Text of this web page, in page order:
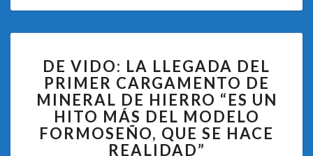
VIDO:
LA
LLEGADA
DEL
PRIMER
CARGAMENTO
DE VIDO: LA LLEGADA DEL
PRIMER CARGAMENTO DE
MINERAL DE HIERRO “ES UN
HITO MÁS DEL MODELO
FORMOSEÑO, QUE SE HACE
REALIDAD”